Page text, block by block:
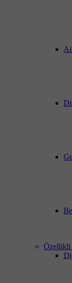
Özellikli